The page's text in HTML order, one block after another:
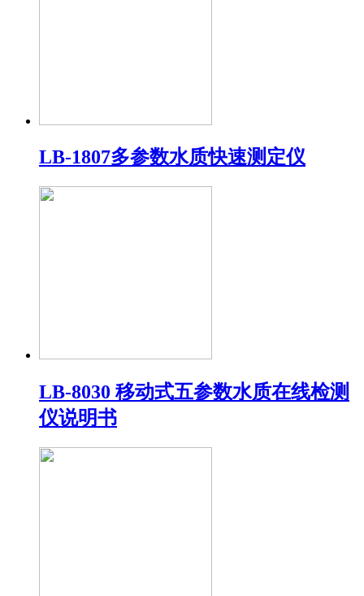
LB-1807多参数水质快速测定仪
LB-8030 移动式五参数水质在线检测
仪说明书